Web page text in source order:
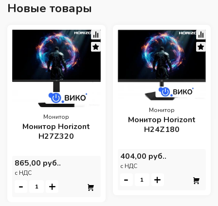
Новые товары
Монитор
Монитор Horizont
H27Z320
865,00 руб..
c НДС
- +
Монитор
Монитор Horizont
H24Z180
404,00 руб..
c НДС
- +